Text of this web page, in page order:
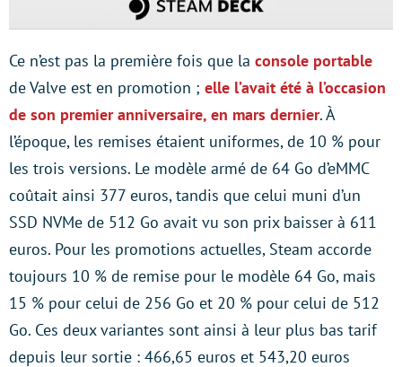
Ce n’est pas la première fois que la console portable
de Valve est en promotion ; elle l’avait été à l’occasion
de son premier anniversaire, en mars dernier. À
l’époque, les remises étaient uniformes, de 10 % pour
les trois versions. Le modèle armé de 64 Go d’eMMC
coûtait ainsi 377 euros, tandis que celui muni d’un
SSD NVMe de 512 Go avait vu son prix baisser à 611
euros. Pour les promotions actuelles, Steam accorde
toujours 10 % de remise pour le modèle 64 Go, mais
15 % pour celui de 256 Go et 20 % pour celui de 512
Go. Ces deux variantes sont ainsi à leur plus bas tarif
depuis leur sortie : 466,65 euros et 543,20 euros